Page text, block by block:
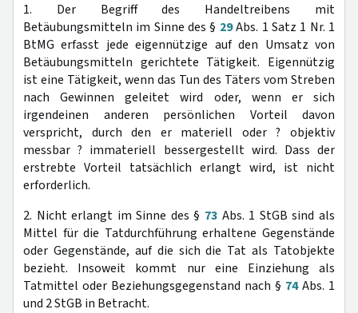
1. Der Begriff des Handeltreibens mit
Betäubungsmitteln im Sinne des § 29Abs. 1 Satz 1 Nr. 1
BtMG erfasst jede eigennützige auf den Umsatz von
Betäubungsmitteln gerichtete Tätigkeit. Eigennützig
ist eine Tätigkeit, wenn das Tun des Täters vom Streben
nach Gewinnen geleitet wird oder, wenn er sich
irgendeinen anderen persönlichen Vorteil davon
verspricht, durch den er materiell oder ? objektiv
messbar ? immateriell bessergestellt wird. Dass der
erstrebte Vorteil tatsächlich erlangt wird, ist nicht
erforderlich.
2. Nicht erlangt im Sinne des § 73 Abs. 1 StGB sind als
Mittel für die Tatdurchführung erhaltene Gegenstände
oder Gegenstände, auf die sich die Tat als Tatobjekte
bezieht. Insoweit kommt nur eine Einziehung als
Tatmittel oder Beziehungsgegenstand nach § 74Abs. 1
und 2 StGB in Betracht.